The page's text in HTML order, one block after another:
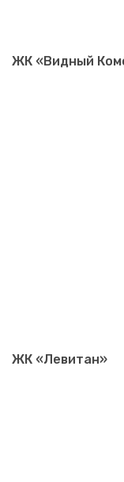
ЖК «Видный
ЖК «Левитан»